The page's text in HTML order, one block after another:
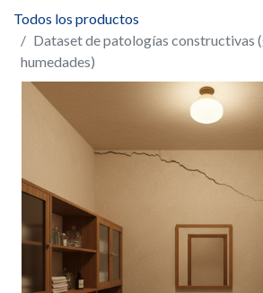
Todos los productos
Dataset de patologías constructivas
humedades)